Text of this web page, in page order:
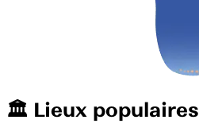
🏛️️ Lieux populaires